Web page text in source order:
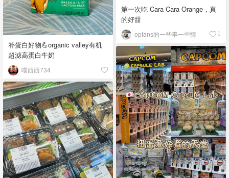
补蛋白好物💪organic valley有机
超滤高蛋白牛奶
喵西西734
第一次吃 Cara Cara Orange，真
的好甜
opfans的一些事一些情 1